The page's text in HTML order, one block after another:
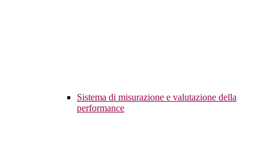
Sistema di misurazione e valutazione della
performance